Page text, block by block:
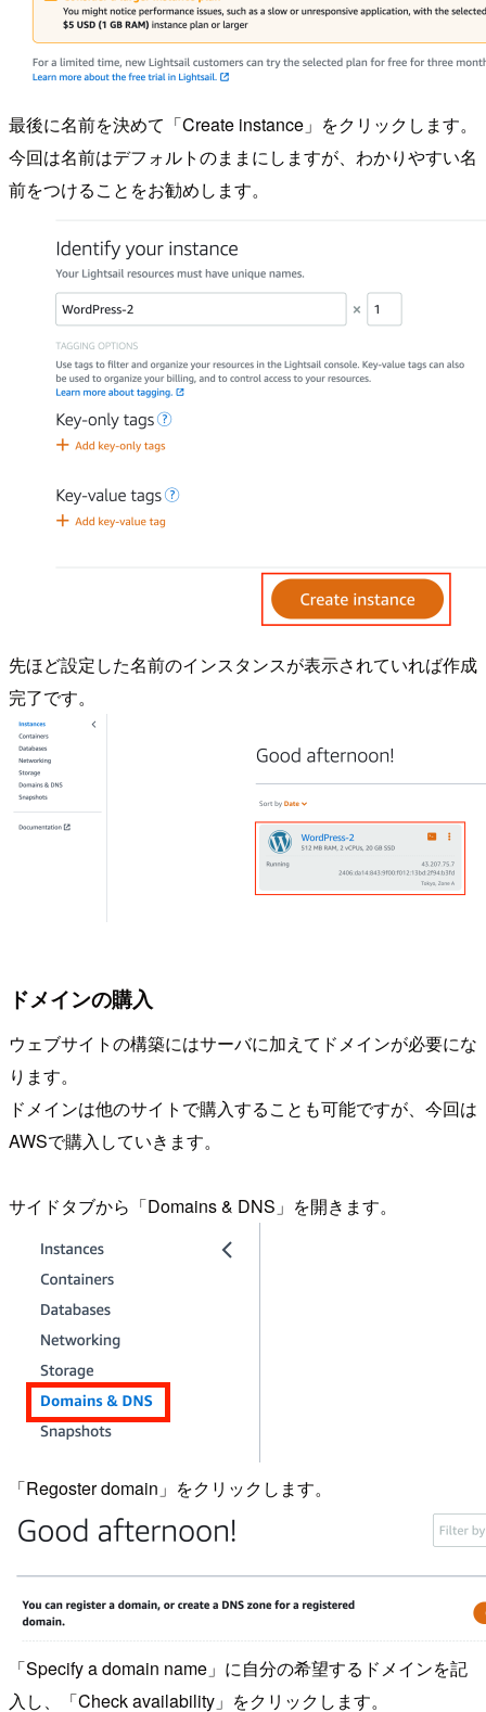
最後に名前を決めて「Create instance」をクリックします。
今回は名前はデフォルトのままにしますが、わかりやすい名
前をつけることをお勧めします。
先ほど設定した名前のインスタンスが表示されていれば作成
完了です。
ドメインの購入
ウェブサイトの構築にはサーバに加えてドメインが必要にな
ります。
ドメインは他のサイトで購入することも可能ですが、今回は
AWSで購入していきます。
サイドタブから「Domains & DNS」を開きます。
「Regoster domain」をクリックします。
「Specify a domain name」に自分の希望するドメインを記
入し、「Check availability」をクリックします。